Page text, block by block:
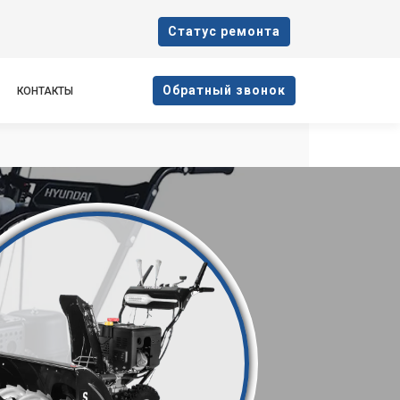
Cтатус ремонта
КОНТАКТЫ Oбратный звонок